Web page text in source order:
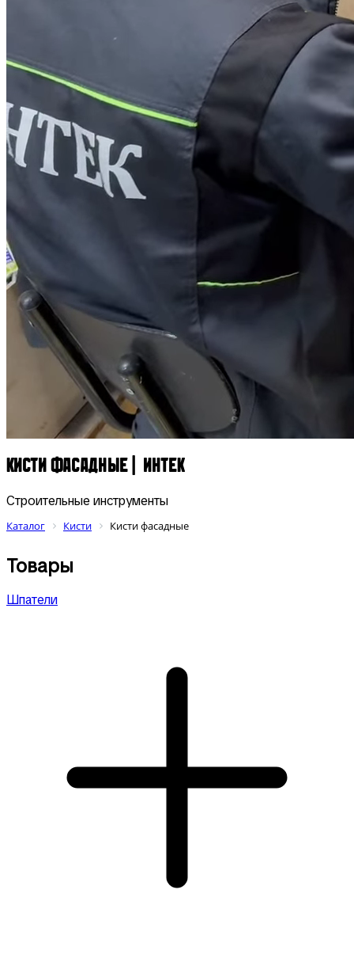
Кисти фасадные | ИНТЕК
Строительные инструменты
Каталог
Кисти Кисти фасадные
Товары
Шпатели